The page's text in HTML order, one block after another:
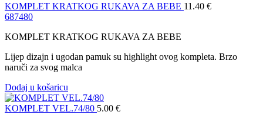
KOMPLET KRATKOG RUKAVA ZA BEBE 11.40 €
687480
KOMPLET KRATKOG RUKAVA ZA BEBE
Lijep dizajn i ugodan pamuk su highlight ovog kompleta. Brzo
naruči za svog malca
Dodaj u košaricu
KOMPLET VEL.74/80 5.00 €